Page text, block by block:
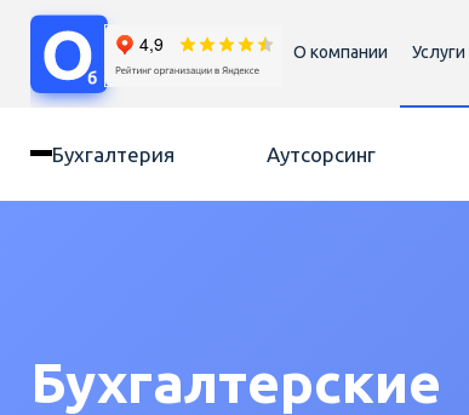
О компании Услуги
Бухгалтерия Аутсорсинг
Бухгалтерские